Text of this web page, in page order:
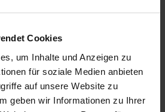
Cookies
um Inhalte und Anzeigen zu
für soziale Medien anbieten
auf unsere Website zu
geben wir Informationen zu Ihrer
16:00